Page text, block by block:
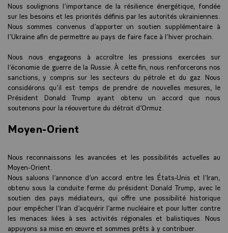
Nous soulignons l’importance de la résilience énergétique, fondée
sur les besoins et les priorités définis par les autorités ukrainiennes.
Nous sommes convenus d’apporter un soutien supplémentaire à
l’Ukraine afin de permettre au pays de faire face à l’hiver prochain.
Nous nous engageons à accroître les pressions exercées sur
l’économie de guerre de la Russie. À cette fin, nous renforcerons nos
sanctions, y compris sur les secteurs du pétrole et du gaz. Nous
considérons qu’il est temps de prendre de nouvelles mesures, le
Président Donald Trump ayant obtenu un accord que nous
soutenons pour la réouverture du détroit d’Ormuz.
Moyen-Orient
Nous reconnaissons les avancées et les possibilités actuelles au
Moyen-Orient.
Nous saluons l’annonce d’un accord entre les États-Unis et l’Iran,
obtenu sous la conduite ferme du président Donald Trump, avec le
soutien des pays médiateurs, qui offre une possibilité historique
pour empêcher l’Iran d’acquérir l’arme nucléaire et pour lutter contre
les menaces liées à ses activités régionales et balistiques. Nous
appuyons sa mise en œuvre et sommes prêts à y contribuer.